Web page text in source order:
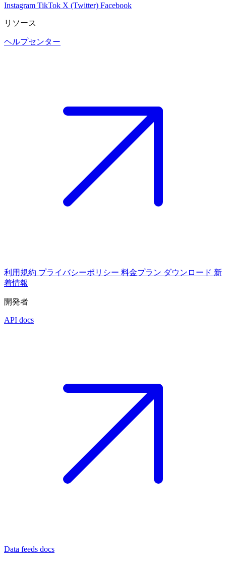
Instagram TikTok X (Twitter) Facebook
リソース
ヘルプセンター
利用規約 プライバシーポリシー 料金プラン ダウンロード 新
着情報
開発者
API docs
Data feeds docs